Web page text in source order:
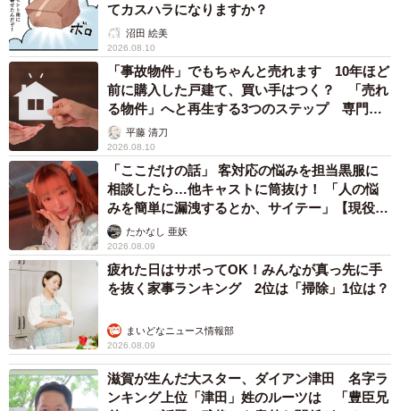
てカスハラになりますか？
沼田 絵美
2026.08.10
「事故物件」でもちゃんと売れます 10年ほど
前に購入した戸建て、買い手はつく？ 「売れ
る物件」へと再生する3つのステップ 専門家
が解説平藤 清刀
2026.08.10
「ここだけの話」 客対応の悩みを担当黒服に
相談したら…他キャストに筒抜け！ 「人の悩
みを簡単に漏洩するとか、サイテー」【現役キ
ャストに取材】
たかなし 亜妖
2026.08.09
疲れた日はサボってOK！みんなが真っ先に手
を抜く家事ランキング 2位は「掃除」1位は？
まいどなニュース情報部
2026.08.09
滋賀が生んだ大スター、ダイアン津田 名字ラ
ンキング上位「津田」姓のルーツは 「豊臣兄